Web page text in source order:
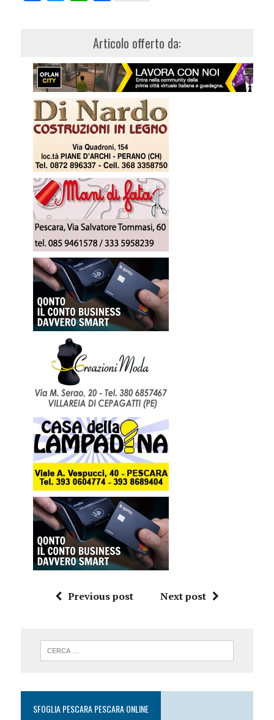
Articolo offerto da:
Previous post Next post
SFOGLIA PESCARA PESCARA ONLINE